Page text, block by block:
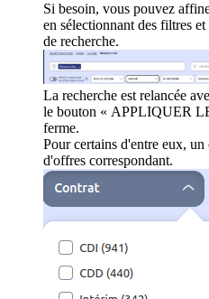
Si besoin, vous pouvez
en sélectionnant des filtres
de recherche.
La recherche est relancée
le bouton « APPLIQUER
ferme.
Pour certains d'entre eux,
d'offres correspondant.